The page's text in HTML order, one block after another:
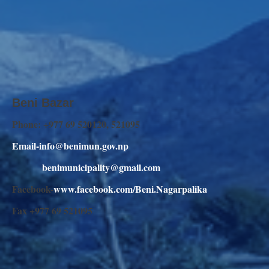
Beni Bazar
Phone: +977 69 520120, 521095
Email-info@benimun.gov.np
benimunicipality@gmail.com
Facebook-www.facebook.com/Beni.Nagarpalika
Fax +977 69 521095